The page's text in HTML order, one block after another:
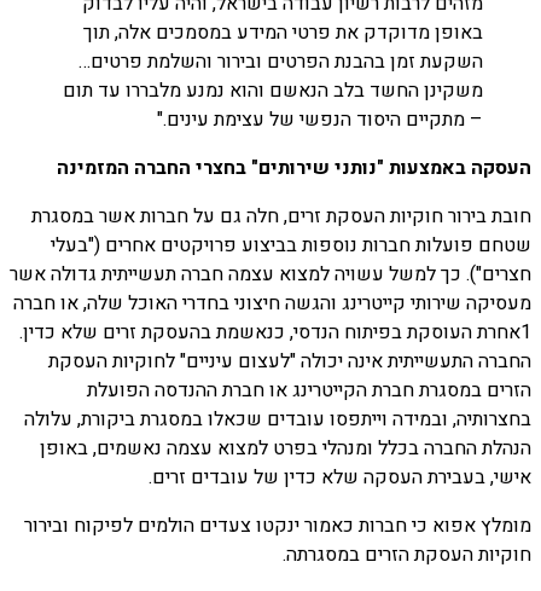
באופן מדוקדק את פרטי המידע במסמכים אלה, תוך
השקעת זמן בהבנת הפרטים ובירור והשלמת פרטים…
משקינן החשד בלב הנאשם והוא נמנע מלבררו עד תום
– מתקיים היסוד הנפשי של עצימת עינים."
העסקה באמצעות "נותני שירותים" בחצרי החברה המזמינה
חובת בירור חוקיות העסקת זרים, חלה גם על חברות אשר במסגרת
שטחם פועלות חברות נוספות בביצוע פרויקטים אחרים ("בעלי
חצרים"). כך למשל עשויה למצוא עצמה חברה תעשייתית גדולה אשר
מעסיקה שירותי קייטרינג והגשה חיצוני בחדרי האוכל שלה, או חברה
1אחרת העוסקת בפיתוח הנדסי, כנאשמת בהעסקת זרים שלא כדין.
החברה התעשייתית אינה יכולה "לעצום עיניים" לחוקיות העסקת
הזרים במסגרת חברת הקייטרינג או חברת ההנדסה הפועלת
בחצרותיה, ובמידה וייתפסו עובדים שכאלו במסגרת ביקורת, עלולה
הנהלת החברה בכלל ומנהלי בפרט למצוא עצמה נאשמים, באופן
אישי, בעבירת העסקה שלא כדין של עובדים זרים.
מומלץ אפוא כי חברות כאמור ינקטו צעדים הולמים לפיקוח ובירור
חוקיות העסקת הזרים במסגרתה.